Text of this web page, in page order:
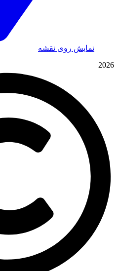
نمایش روی نقشه
2026